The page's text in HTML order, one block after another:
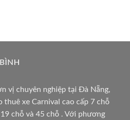
vị chuyên nghiệp tại Đà Nẵng,
thuê xe Carnival cao cấp 7 chỗ
chỗ và 45 chỗ . Với phương